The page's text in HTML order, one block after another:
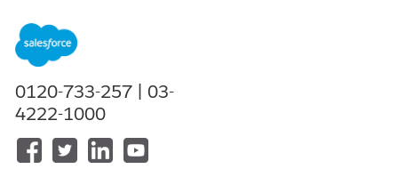
ご意見をお待ちしております。
0120-733-257 | 03-
4222-1000